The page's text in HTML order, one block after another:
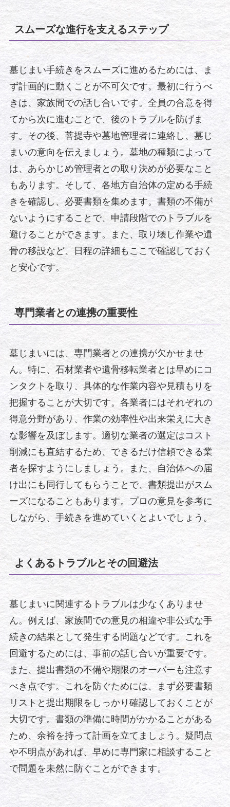
スムーズな進行を支えるステップ
墓じまい手続きをスムーズに進めるためには、ま
ず計画的に動くことが不可欠です。最初に行うべ
きは、家族間での話し合いです。全員の合意を得
てから次に進むことで、後のトラブルを防げま
す。その後、菩提寺や墓地管理者に連絡し、墓じ
まいの意向を伝えましょう。墓地の種類によって
は、あらかじめ管理者との取り決めが必要なこと
もあります。そして、各地方自治体の定める手続
きを確認し、必要書類を集めます。書類の不備が
ないようにすることで、申請段階でのトラブルを
避けることができます。また、取り壊し作業や遺
骨の移設など、日程の詳細もここで確認しておく
と安心です。
専門業者との連携の重要性
墓じまいには、専門業者との連携が欠かせませ
ん。特に、石材業者や遺骨移転業者とは早めにコ
ンタクトを取り、具体的な作業内容や見積もりを
把握することが大切です。各業者にはそれぞれの
得意分野があり、作業の効率性や出来栄えに大き
な影響を及ぼします。適切な業者の選定はコスト
削減にも直結するため、できるだけ信頼できる業
者を探すようにしましょう。また、自治体への届
け出にも同行してもらうことで、書類提出がスム
ーズになることもあります。プロの意見を参考に
しながら、手続きを進めていくとよいでしょう。
よくあるトラブルとその回避法
墓じまいに関連するトラブルは少なくありませ
ん。例えば、家族間での意見の相違や非公式な手
続きの結果として発生する問題などです。これを
回避するためには、事前の話し合いが重要です。
また、提出書類の不備や期限のオーバーも注意す
べき点です。これを防ぐためには、まず必要書類
リストと提出期限をしっかり確認しておくことが
大切です。書類の準備に時間がかかることがある
ため、余裕を持って計画を立てましょう。疑問点
や不明点があれば、早めに専門家に相談すること
で問題を未然に防ぐことができます。